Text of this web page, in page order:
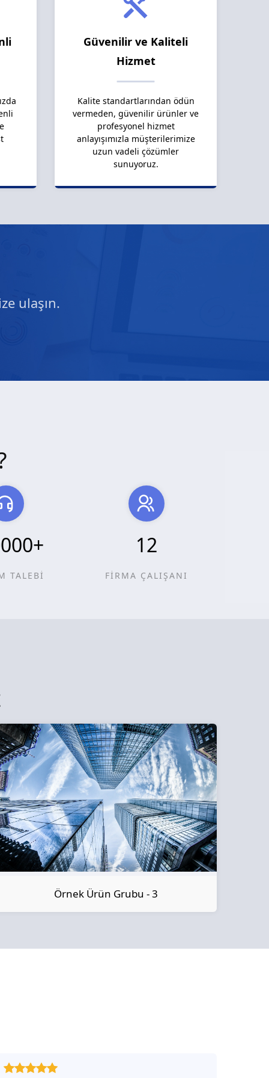
Güvenilir ve Kaliteli
Hizmet
Kalite standartlarından ödün
vermeden, güvenilir ürünler ve
profesyonel hizmet
anlayışımızla müşterilerimize
uzun vadeli çözümler
sunuyoruz.
ulaşın.
+
TALEBİ
12
FİRMA ÇALIŞANI
Örnek Ürün Grubu - 3